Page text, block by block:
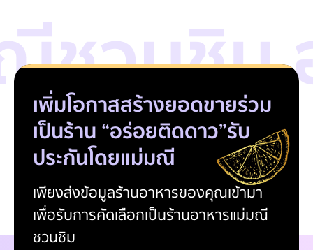
วนชิม
เพิ่มโอกาสสร้างยอดขายร่วม
เป็นร้าน “อร่อยติดดาว”รับ
ประกันโดยแม่มณี
เพียงส่งข้อมูลร้านอาหารของคุณเข้ามา
เพื่อรับการคัดเลือกเป็นร้านอาหารแม่มณี
ชวนชิม